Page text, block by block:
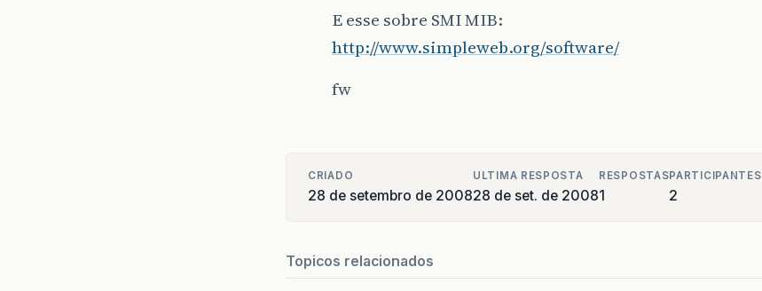
E esse sobre SMI MIB:
http://www.simpleweb.org/software/
fw
CRIADO
28 de setembro de 2008
ULTIMA RESPOSTA
28 de set. de 2008
RESPOSTAS
1
PARTICIPANTES
2
Topicos relacionados